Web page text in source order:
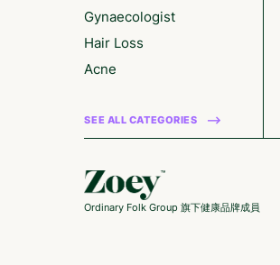
Gynaecologist
Hair Loss
Acne
SEE ALL CATEGORIES
Ordinary Folk Group 旗下健康品牌成員